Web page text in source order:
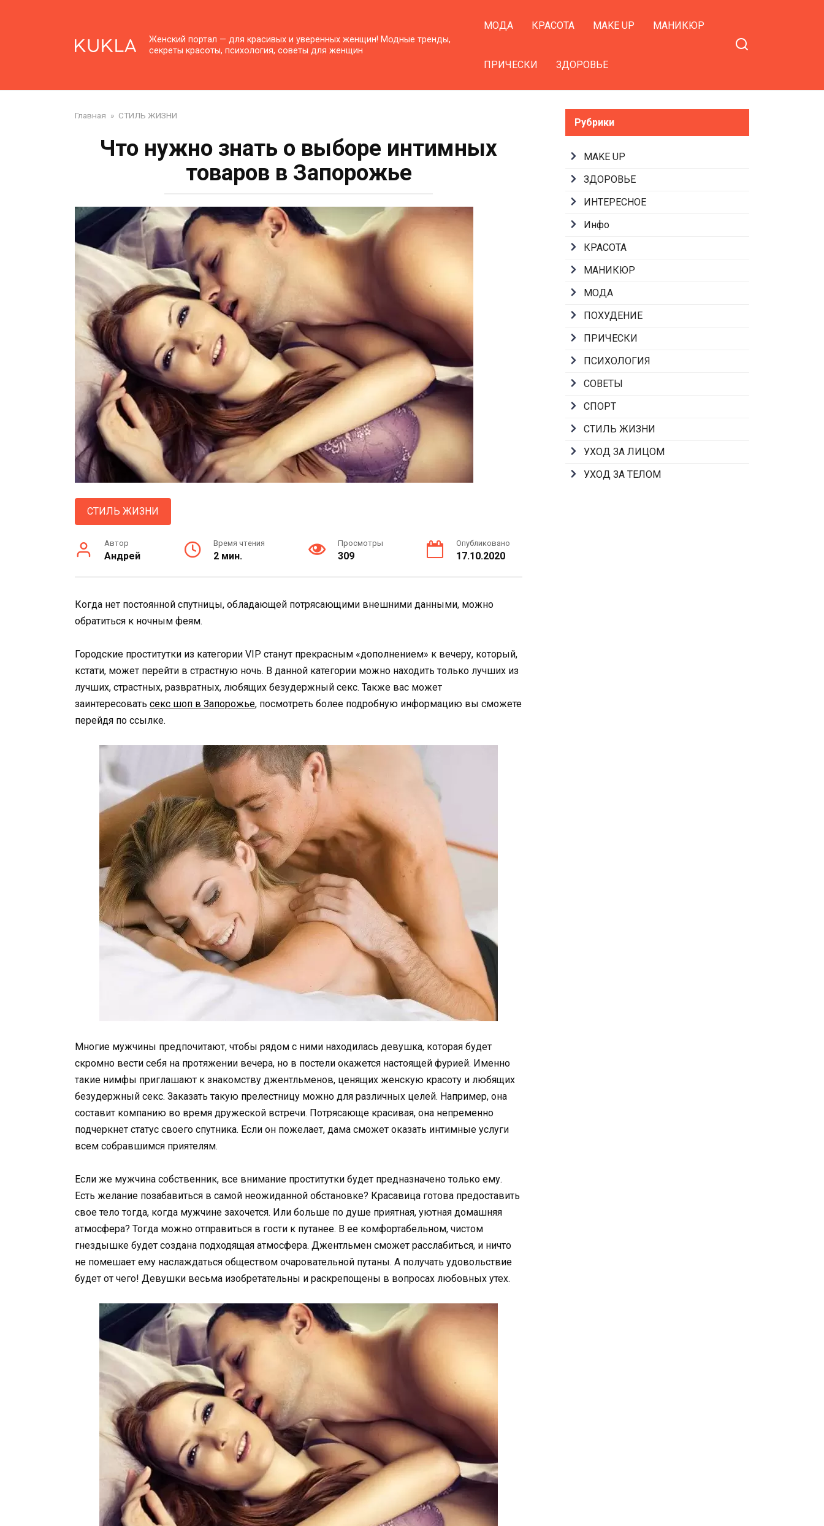
Женский портал — для красивых и уверенных женщин! Модные тренды,
секреты красоты, психология, советы для женщин
МОДА КРАСОТА MAKE UP МАНИКЮР
ПРИЧЕСКИ ЗДОРОВЬЕ
Главная » СТИЛЬ ЖИЗНИ
Что нужно знать о выборе интимных
товаров в Запорожье
СТИЛЬ ЖИЗНИ
Автор
Андрей
Время чтения
2 мин.
Просмотры
309
Опубликовано
17.10.2020
Когда нет постоянной спутницы, обладающей потрясающими внешними данными, можно
обратиться к ночным феям.
Городские проститутки из категории VIP станут прекрасным «дополнением» к вечеру, который,
кстати, может перейти в страстную ночь. В данной категории можно находить только лучших из
лучших, страстных, развратных, любящих безудержный секс. Также вас может
заинтересовать секс шоп в Запорожье, посмотреть более подробную информацию вы сможете
перейдя по ссылке.
Многие мужчины предпочитают, чтобы рядом с ними находилась девушка, которая будет
скромно вести себя на протяжении вечера, но в постели окажется настоящей фурией. Именно
такие нимфы приглашают к знакомству джентльменов, ценящих женскую красоту и любящих
безудержный секс. Заказать такую прелестницу можно для различных целей. Например, она
составит компанию во время дружеской встречи. Потрясающе красивая, она непременно
подчеркнет статус своего спутника. Если он пожелает, дама сможет оказать интимные услуги
всем собравшимся приятелям.
Если же мужчина собственник, все внимание проститутки будет предназначено только ему.
Есть желание позабавиться в самой неожиданной обстановке? Красавица готова предоставить
свое тело тогда, когда мужчине захочется. Или больше по душе приятная, уютная домашняя
атмосфера? Тогда можно отправиться в гости к путанее. В ее комфортабельном, чистом
гнездышке будет создана подходящая атмосфера. Джентльмен сможет расслабиться, и ничто
не помешает ему наслаждаться обществом очаровательной путаны. А получать удовольствие
будет от чего! Девушки весьма изобретательны и раскрепощены в вопросах любовных утех.
Рубрики
MAKE UP
ЗДОРОВЬЕ
ИНТЕРЕСНОЕ
Инфо
КРАСОТА
МАНИКЮР
МОДА
ПОХУДЕНИЕ
ПРИЧЕСКИ
ПСИХОЛОГИЯ
СОВЕТЫ
СПОРТ
СТИЛЬ ЖИЗНИ
УХОД ЗА ЛИЦОМ
УХОД ЗА ТЕЛОМ